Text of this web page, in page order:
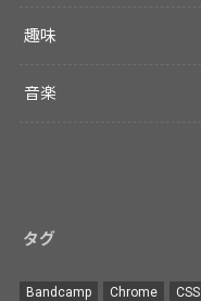
趣味
音楽
タグ
Bandcamp Chrome CSS